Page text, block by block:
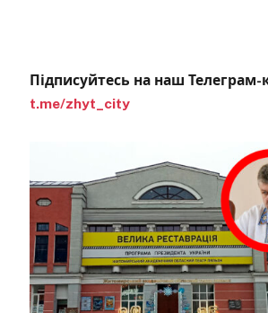
Підписуйтесь на наш Телеграм-
t.me/zhyt_city